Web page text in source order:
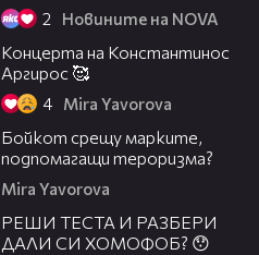
2 Новините на NOVA
Концерта на Константинос
Аргирос 🥰
4 Mira Yavorova
Бойкот срещу марките,
подпомагащи тероризма?
Mira Yavorova
РЕШИ ТЕСТА И РАЗБЕРИ
ДАЛИ СИ ХОМОФОБ? 😯